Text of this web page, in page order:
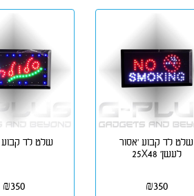
שלט לד קבוע 'אסור
לעשן' 25X48
₪350
שלט לד קבוע
₪350